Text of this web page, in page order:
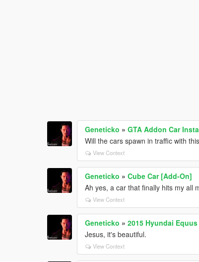
Geneticko »GTA Addon Car
Will the cars spawn in traffic with
View Context
Geneticko »Cube Car [Add-On]
Ah yes, a car that finally hits my all
View Context
Geneticko »2015 Hyundai
Jesus, it's beautiful.
View Context